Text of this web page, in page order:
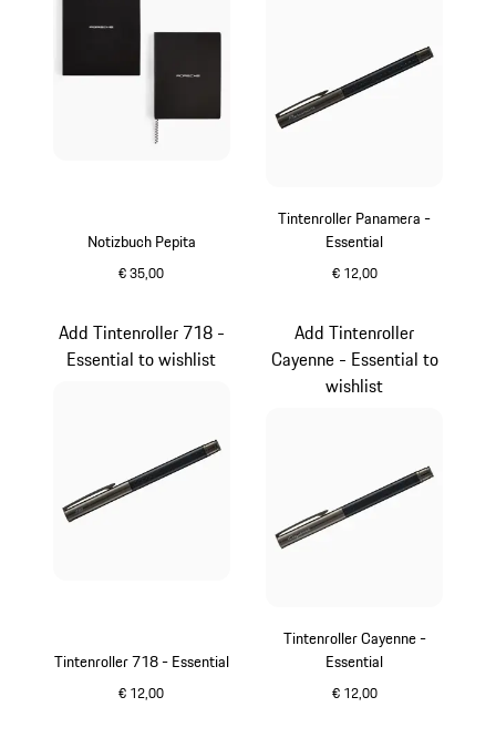
Notizbuch Pepita
€ 35,00
Tintenroller Panamera -
Essential
€ 12,00
Tintenroller 718 - Essential
€ 12,00
Add Tintenroller 718 -
Essential to wishlist
Tintenroller Cayenne -
Essential
€ 12,00
Add Tintenroller
Cayenne - Essential to
wishlist